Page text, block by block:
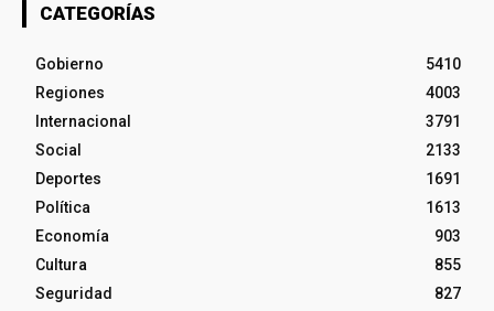
CATEGORÍAS
Gobierno
5410
Regiones
4003
Internacional
3791
Social
2133
Deportes
1691
Política
1613
Economía
903
Cultura
855
Seguridad
827